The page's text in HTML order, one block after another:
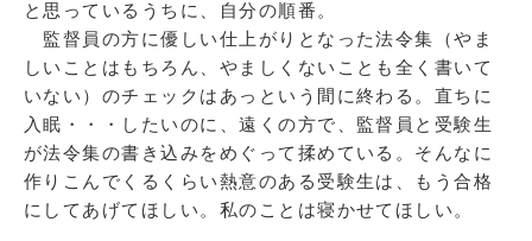
と思っているうちに、自分の順番。
監督員の方に優しい仕上がりとなった法令集（やま
しいことはもちろん、やましくないことも全く書いて
いない）のチェックはあっという間に終わる。直ちに
入眠・・・したいのに、遠くの方で、監督員と受験生
が法令集の書き込みをめぐって揉めている。そんなに
作りこんでくるくらい熱意のある受験生は、もう合格
にしてあげてほしい。私のことは寝かせてほしい。